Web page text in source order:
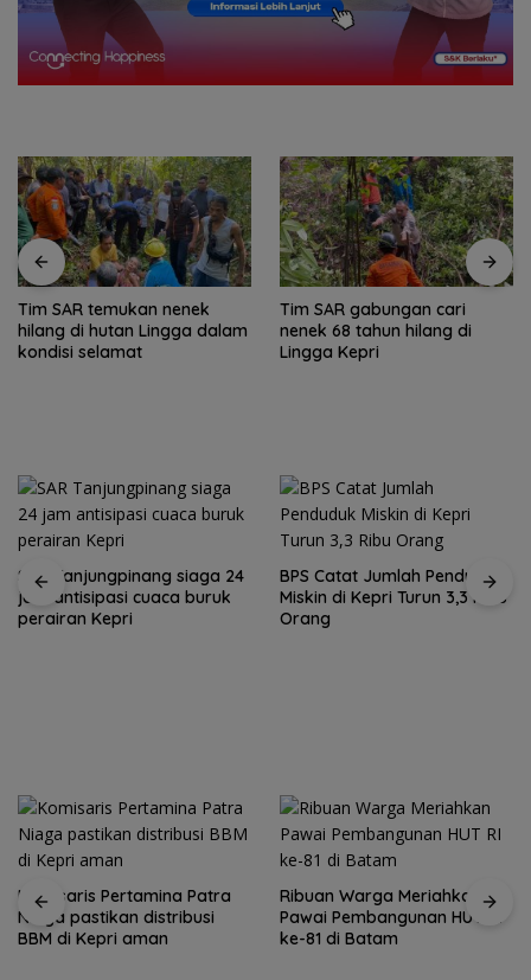
Tim SAR temukan nenek
hilang di hutan Lingga dalam
kondisi selamat
Tim SAR gabungan cari
nenek 68 tahun hilang di
Lingga Kepri
SAR Tanjungpinang siaga 24
jam antisipasi cuaca buruk
perairan Kepri
BPS Catat Jumlah Penduduk
Miskin di Kepri Turun 3,3 Ribu
Orang
Komisaris Pertamina Patra
Niaga pastikan distribusi
BBM di Kepri aman
Ribuan Warga Meriahkan
Pawai Pembangunan HUT RI
ke-81 di Batam